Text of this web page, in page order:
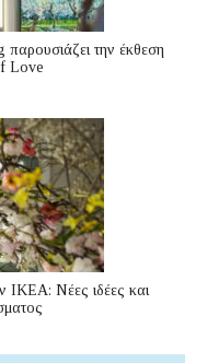
την έκθεση
Love
ΙΚΕΑ: Νέες ιδέες και